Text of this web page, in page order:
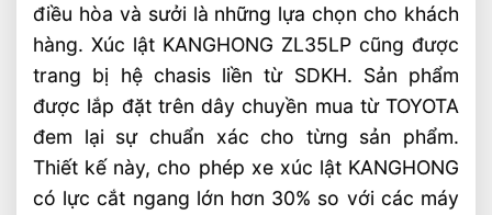
điều hòa và sưởi là những lựa chọn cho khách
hàng. Xúc lật KANGHONG ZL35LP cũng được
trang bị hệ chasis liền từ SDKH. Sản phẩm
được lắp đặt trên dây chuyền mua từ TOYOTA
đem lại sự chuẩn xác cho từng sản phẩm.
Thiết kế này, cho phép xe xúc lật KANGHONG
có lực cắt ngang lớn hơn 30% so với các máy